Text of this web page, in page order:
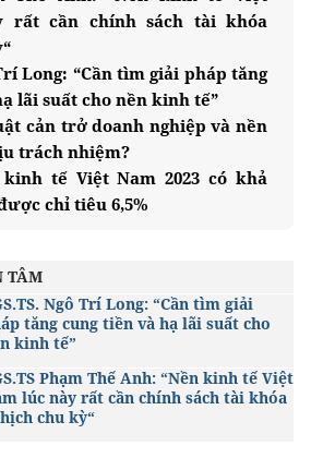
rất cần chính sách tài khóa
Long: “Cần tìm giải pháp tăng
lãi suất cho nền kinh tế”
cản trở doanh nghiệp và nền
trách nhiệm?
tế Việt Nam 2023 có khả
chỉ tiêu 6,5%
TÂM
Ngô Trí Long: “Cần tìm giải
tăng cung tiền và hạ lãi suất cho
kinh tế”
Phạm Thế Anh: “Nền kinh tế Việt
lúc này rất cần chính sách tài khóa
chu kỳ“